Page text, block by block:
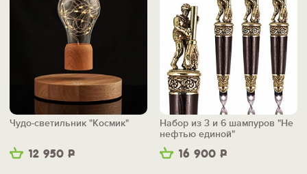
12 950 Р
Чудо-светильник "Космик"
16 900 Р
Набор из 3 и 6 шампуров "Не
нефтью единой"